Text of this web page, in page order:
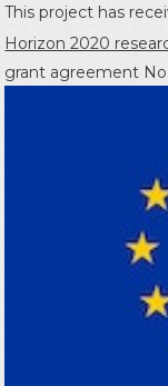
This project has
Horizon 2020
grant agreement No